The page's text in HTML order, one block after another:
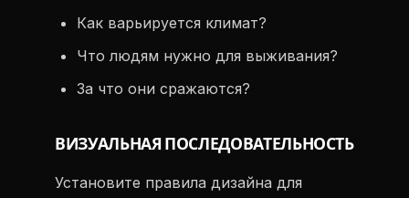
Как варьируется климат?
Что людям нужно для выживания?
За что они сражаются?
ВИЗУАЛЬНАЯ ПОСЛЕДОВАТЕЛЬНОСТЬ
Установите правила дизайна для